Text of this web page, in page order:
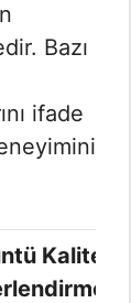
Bazı
ifade
Kalitesi